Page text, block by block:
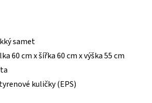
samet
60 cm x šířka 60 cm x výška 55 cm
kuličky (EPS)